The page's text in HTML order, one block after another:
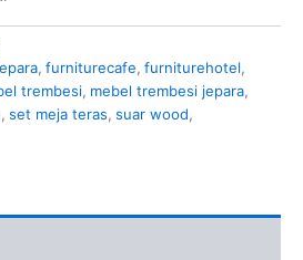
, furniturecafe, furniturehotel,
trembesi, mebel trembesi jepara,
, set meja teras, suar wood,